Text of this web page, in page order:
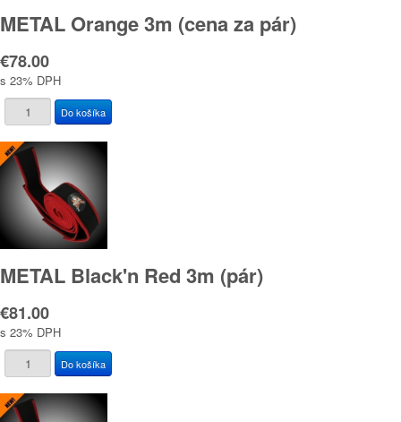
METAL Orange 3m (cena za pár)
€78.00
s 23% DPH
METAL Black'n Red 3m (pár)
€81.00
s 23% DPH